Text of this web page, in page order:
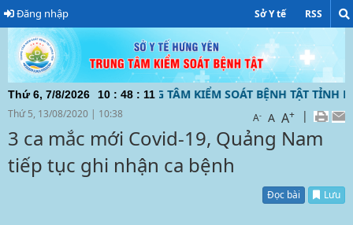
Đăng nhập Sở Y tế RSS
Thứ 6, 7/8/2026 10 : 48 : 11
ĐIỆN TỬ CỦA TRUNG TÂM KIỂM SOÁT BỆNH TẬT TỈNH
Thứ 5, 13/08/2020 | 10:38 A- A A+ |
3 ca mắc mới Covid-19, Quảng Nam
tiếp tục ghi nhận ca bệnh
Đọc bài Lưu